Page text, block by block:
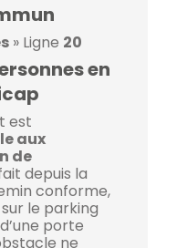
» Ligne 20
en
est
aux
de
depuis la
conforme,
sur le parking
porte
ne